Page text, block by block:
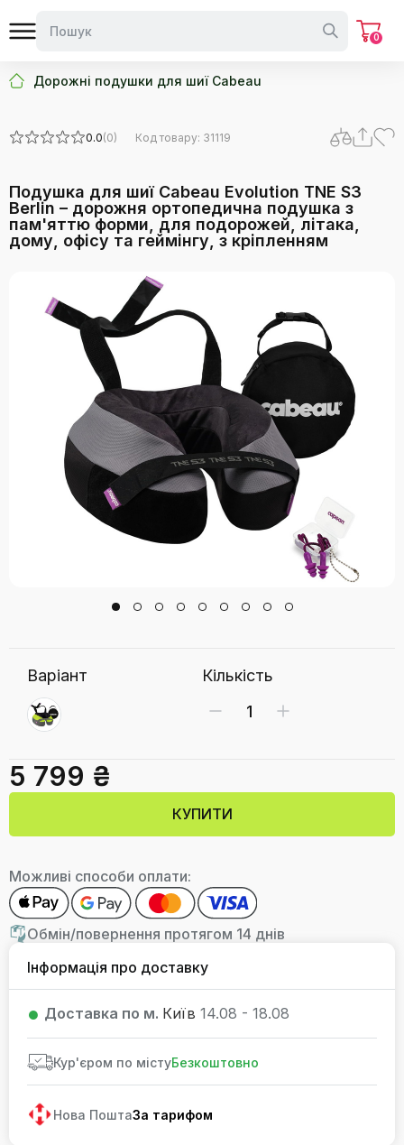
0
Дорожні подушки для шиї Cabeau
0.0(0) Код товару: 31119
Подушка для шиї Cabeau Evolution TNE S3
Berlin – дорожня ортопедична подушка з
пам'яттю форми, для подорожей, літака,
дому, офісу та геймінгу, з кріпленням
Варіант Кількість
5 799 ₴
КУПИТИ
Можливі способи оплати:
Обмін/повернення протягом 14 днів
Інформація про доставку
Доставка по м. Київ 14.08 - 18.08
Кур'єром по містуБезкоштовно
Нова ПоштаЗа тарифом